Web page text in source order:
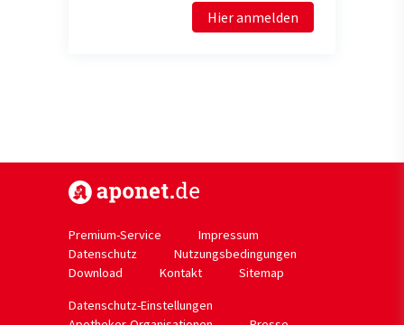
Hier anmelden
Premium-Service
Impressum
Datenschutz
Nutzungsbedingungen
Download
Kontakt
Sitemap
Datenschutz-Einstellungen